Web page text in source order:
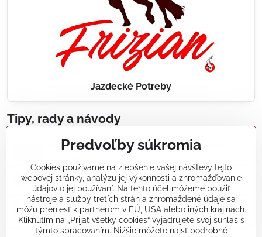
Jazdecké Potreby
Tipy, rady a návody
Realizácie záhradných jazierok, bazénov, fontán,
Články a blogy
Rady a návody
Predvoľby súkromia
Cookies používame na zlepšenie vašej návštevy tejto
webovej stránky, analýzu jej výkonnosti a zhromažďovanie
údajov o jej používaní. Na tento účel môžeme použiť
nástroje a služby tretích strán a zhromaždené údaje sa
môžu preniesť k partnerom v EÚ, USA alebo iných krajinách.
Kliknutím na „Prijať všetky cookies“ vyjadrujete svoj súhlas s
týmto spracovaním. Nižšie môžete nájsť podrobné